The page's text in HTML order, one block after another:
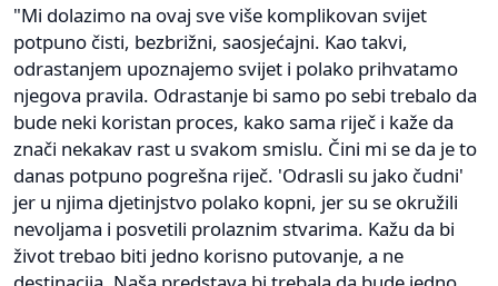
"Mi dolazimo na ovaj sve više komplikovan svijet
potpuno čisti, bezbrižni, saosjećajni. Kao takvi,
odrastanjem upoznajemo svijet i polako prihvatamo
njegova pravila. Odrastanje bi samo po sebi trebalo da
bude neki koristan proces, kako sama riječ i kaže da
znači nekakav rast u svakom smislu. Čini mi se da je to
danas potpuno pogrešna riječ. 'Odrasli su jako čudni'
jer u njima djetinjstvo polako kopni, jer su se okružili
nevoljama i posvetili prolaznim stvarima. Kažu da bi
život trebao biti jedno korisno putovanje, a ne